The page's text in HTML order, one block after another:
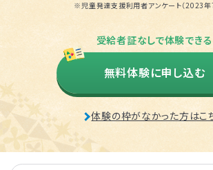
※児童発達支援利用者アンケート（2023年
受給者証なしで体験できる
無料体験に申し込む
体験の枠がなかった方はこ